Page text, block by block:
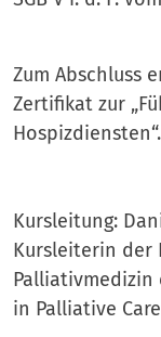
Zum Abschluss
Zertifikat zur
Hospizdiensten“.
Kursleitung:
Kursleiterin der
Palliativmedizin
in Palliative Care